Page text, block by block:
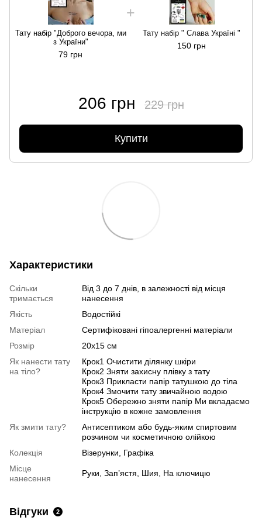
Тату набір "Доброго вечора, ми
з України"
79 грн
Тату набір " Слава Україні "
150 грн
206 грн 229 грн
Купити
Характеристики
Скільки
тримається
Від 3 до 7 днів, в залежності від місця
нанесення
Якість
Водостійкі
Матеріал
Сертифіковані гіпоалергенні матеріали
Розмір
20х15 см
Як нанести тату
на тіло?
Крок1 Очистити ділянку шкіри
Крок2 Зняти захисну плівку з тату
Крок3 Прикласти папір татушкою до тіла
Крок4 Змочити тату звичайною водою
Крок5 Обережно зняти папір Ми вкладаємо
інструкцію в кожне замовлення
Як змити тату?
Антисептиком або будь-яким спиртовим
розчином чи косметичною олійкою
Колекція
Візерунки, Графіка
Місце
нанесення
Руки, Зап’ястя, Шия, На ключицю
Відгуки 2